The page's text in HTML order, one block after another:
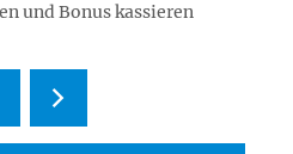
und Bonus kassieren